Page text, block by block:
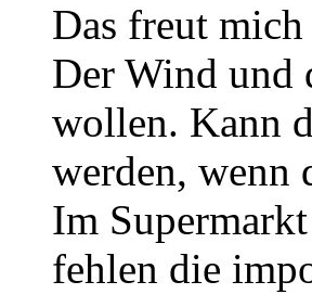
Das freut
Der Wind und
wollen. Kann
werden, wenn
Im
fehlen die